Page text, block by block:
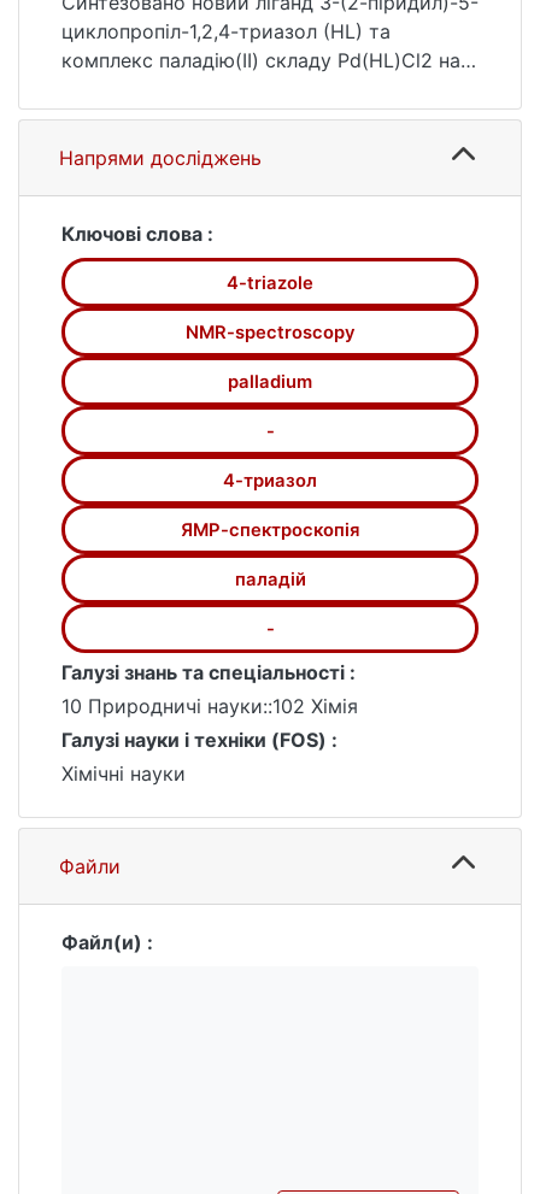
циклопропіл-1,2,4-триазол (HL) та
комплекс паладію(ІІ) складу Pd(HL)Cl2 на
будова комплексу була встановлена
методом РСтА. Будову отриманого
комплексу в розчині було досліджено за
спектроскопії.
Напрями досліджень
Ключові слова :
4-triazole
NMR-spectroscopy
palladium
-
4-триазол
ЯМР-спектроскопія
паладій
-
Галузі знань та спеціальності :
10 Природничі науки::102 Хімія
Галузі науки і техніки (FOS) :
Хімічні науки
Файли
Файл(и) :